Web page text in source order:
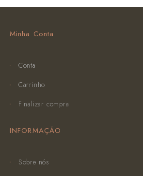
Minha Conta
Conta
Carrinho
Finalizar compra
INFORMAÇÃO
Sobre nós